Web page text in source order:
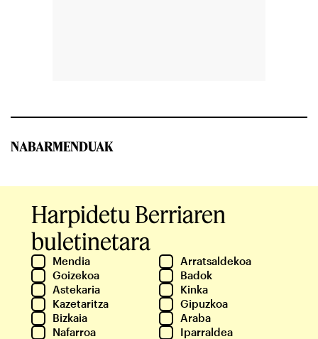
NABARMENDUAK
Harpidetu Berriaren
buletinetara
Mendia
Arratsaldekoa
Goizekoa
Badok
Astekaria
Kinka
Kazetaritza
Gipuzkoa
Bizkaia
Araba
Nafarroa
Iparraldea